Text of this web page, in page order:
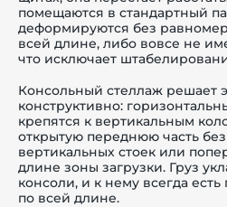
помещаются в стандартный
деформируются без
всей длине, либо вовсе не
что исключает
Консольный стеллаж решает
конструктивно:
крепятся к вертикальным
открытую переднюю часть
вертикальных стоек или
длине зоны загрузки. Груз
консоли, и к нему всегда
по всей длине.